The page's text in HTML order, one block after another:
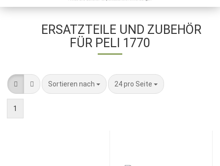
ERSATZTEILE UND ZUBEHÖR
FÜR PELI 1770
Sortieren nach
Sortieren nach 24 pro Seite
pro Seite
1